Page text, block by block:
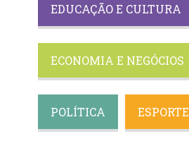
POLÍTICA ESPORTE
ECONOMIA E NEGÓCIOS
EDUCAÇÃO E CULTURA